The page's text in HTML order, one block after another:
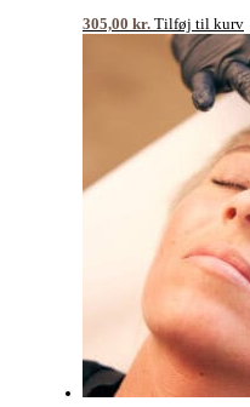
305,00 kr. Tilføj til kurv